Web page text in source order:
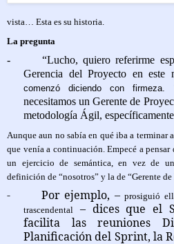
vista… Esta es su historia.
La pregunta
-
“Lucho, quiero referirme
Gerencia del Proyecto en este
comenzó diciendo con firmeza.
necesitamos un Gerente de
metodología Ágil,
Aunque aun no sabía en qué iba a terminar
que venía a continuación. Empecé a
un ejercicio de semántica, en vez de
definición de “nosotros” y la de “Gerente de
- Por ejemplo, –prosiguió
trascendental
– dices que el
facilita las reuniones
Planificación del Sprint, la